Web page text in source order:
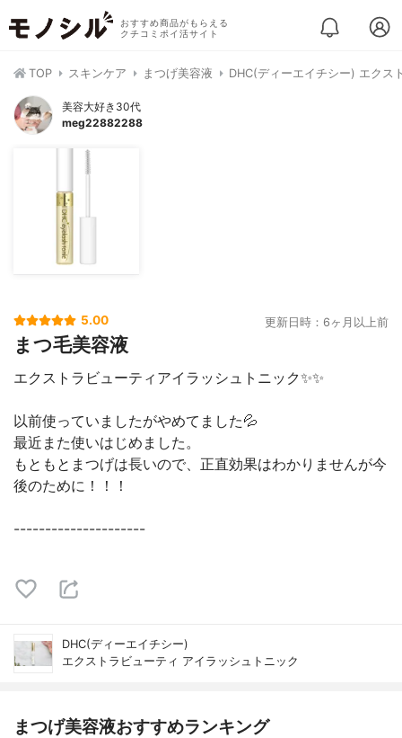
おすすめ商品がもらえる
クチコミポイ活サイト
TOP スキンケア まつげ美容液 DHC(ディーエイチシー) エクス
美容大好き30代
meg22882288
5.00 更新日時：6ヶ月以上前
まつ毛美容液
エクストラビューティアイラッシュトニック✨✨
以前使っていましたがやめてました💦
最近また使いはじめました。
もともとまつげは長いので、正直効果はわかりませんが今
後のために！！！
---------------------
DHC(ディーエイチシー)
エクストラビューティ アイラッシュトニック
まつげ美容液おすすめランキング